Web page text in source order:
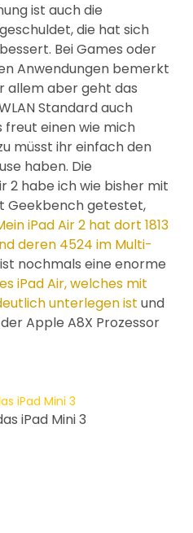
ist auch die
die hat sich
Bei Games oder
Anwendungen bemerkt
allem aber geht das
Standard auch
einen wie mich
müsst ihr einfach den
haben. Die
2 habe ich wie bisher mit
Geekbench getestet,
iPad Air 2 hat dort 1813
deren 4524 im Multi-
nochmals eine enorme
iPad Air, welches mit
unterlegen ist und
Apple A8X Prozessor
iPad Mini 3